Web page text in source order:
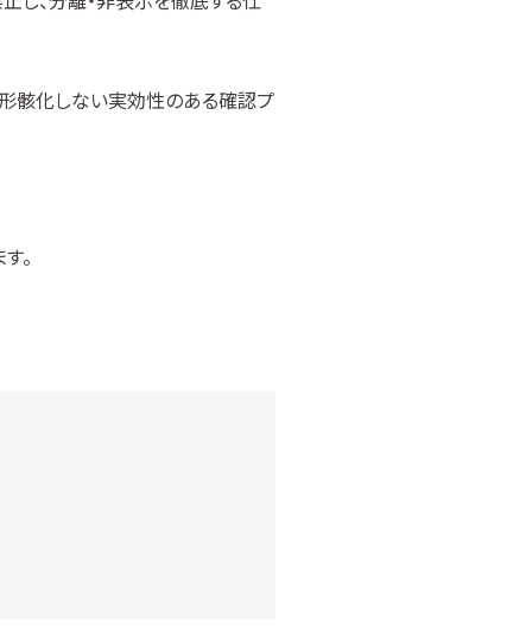
骸化しない実効性のある確認プ
。